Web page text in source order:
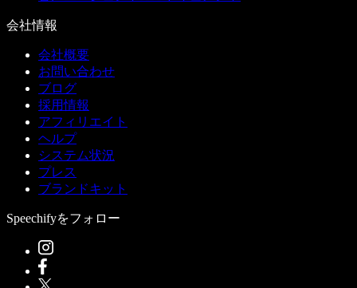
会社情報
会社概要
お問い合わせ
ブログ
採用情報
アフィリエイト
ヘルプ
システム状況
プレス
ブランドキット
Speechifyをフォロー